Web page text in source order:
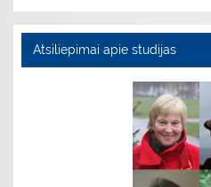
Atsiliepimai apie studijas